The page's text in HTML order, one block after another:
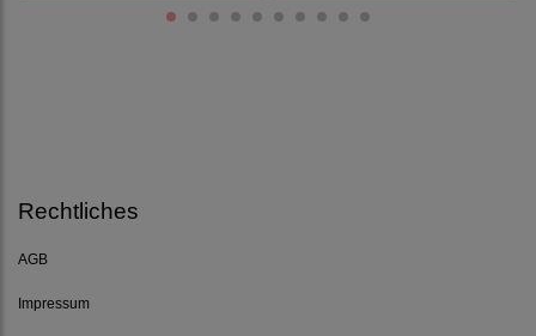
Rechtliches
AGB
Impressum